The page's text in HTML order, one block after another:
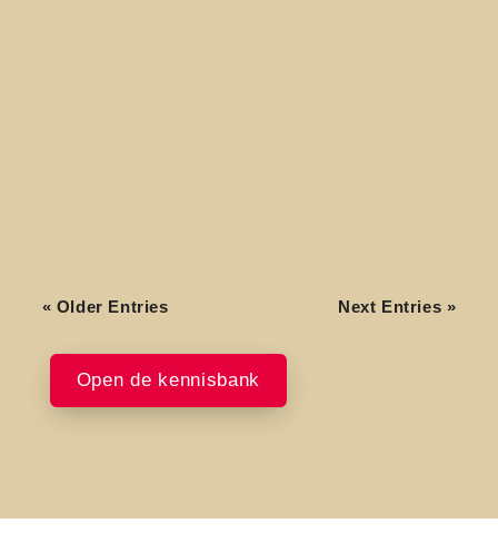
« Older Entries Next Entries »
Open de kennisbank